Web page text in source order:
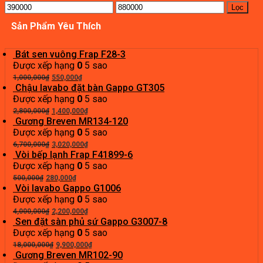
Giá
thấp
nhất
Giá
cao
Lọc
Sản Phẩm Yêu Thích
Bát sen vuông Frap F28-3
Được xếp hạng 0 5 sao
1,000,000₫ Giá
gốc
là:
1,000,000₫.
550,000₫Giá
hiện
tại
là:
550,000₫.
Chậu lavabo đặt bàn Gappo GT305
Được xếp hạng 0 5 sao
2,800,000₫ Giá
gốc
là:
2,800,000₫.
1,400,000₫Giá
hiện
tại
là:
1,400,000₫.
Gương Breven MR134-120
Được xếp hạng 0 5 sao
6,700,000₫ Giá
gốc
là:
6,700,000₫.
3,020,000₫Giá
hiện
tại
3,020,000₫.
Vòi bếp lạnh Frap F41899-6
Được xếp hạng 0 5 sao
500,000₫ Giá
gốc
là:
500,000₫.
280,000₫Giá
hiện
tại
là:
280,000₫.
Vòi lavabo Gappo G1006
Được xếp hạng 0 5 sao
4,000,000₫ Giá
gốc
là:
4,000,000₫.
2,200,000₫Giá
hiện
tại
là:
2,200,000₫.
Sen đặt sàn phủ sứ Gappo G3007-8
Được xếp hạng 0 5 sao
18,000,000₫ Giá
gốc
9,900,000₫Giá
hiện
Gương Breven MR102-90